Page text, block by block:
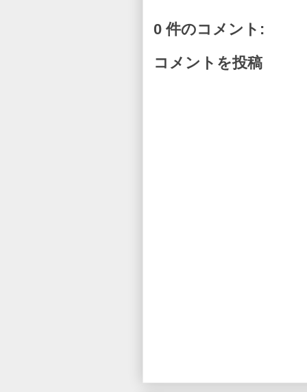
0 件のコメント:
コメントを投稿